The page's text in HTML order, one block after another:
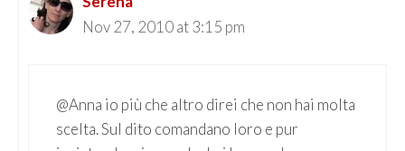
Nov 27, 2010 at 3:15 pm
@Anna io più che altro direi che non hai molta
scelta. Sul dito comandano loro e pur